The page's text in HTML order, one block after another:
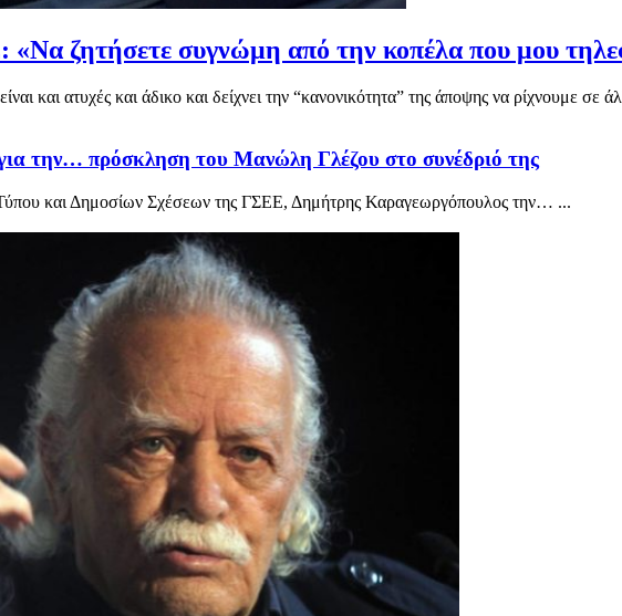
ζητήσετε συγνώμη από την κοπέλα που μου
και ατυχές και άδικο και δείχνει την “κανονικότητα” της άποψης να ρίχνουμε σε
την… πρόσκληση του Μανώλη Γλέζου στο συνέδριό της
και Δημοσίων Σχέσεων της ΓΣΕΕ, Δημήτρης Καραγεωργόπουλος την… ...